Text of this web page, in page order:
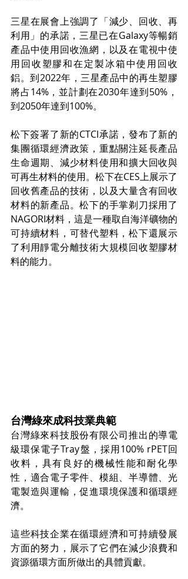
三星在展會上強調了「減少、回收、再
利用」的承諾，三星已在Galaxy等暢銷
產品中使用回收漁網，以及在電視中使
用回收塑膠和在定製冰箱中使用回收
鋁。到2022年，三星產品中的再生塑膠
將占14%，並計劃在2030年達到50%，
到2050年達到100%。
松下簽署了新的CTCI承諾，發布了新的
集團循環經濟政策，重點關注延長產品
生命週期、減少材料使用和擴大回收與
可再生材料的使用。松下在CES上展示了
回收舊產品的技術，以及大量含有回收
材料的新產品。松下的手掌剃刀採用了
NAGORI材料，這是一種取自海洋礦物的
可持續材料，可替代塑料，松下還展示
了利用靜電分離技術大規模回收塑膠材
料的能力。
台灣綠來成科技業典範
台灣綠來科技股份有限公司推出的導電
級環保電子Tray盤，採用100% rPET回
收料，具有良好的機械性能和耐化學
性，適合電子零件、模組、半導體、光
電製造與運輸，促進環境保護和循環經
濟。
這些科技企業在循環經濟和可持續發展
方面的努力，展示了它們在減少浪費和
資源循環方面所做出的具體貢獻。